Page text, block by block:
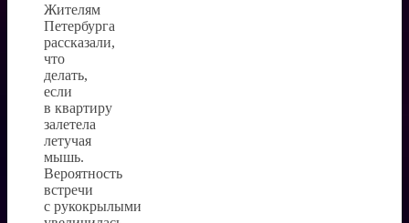
Жителям
Петербурга
рассказали,
что
делать,
если
в квартиру
залетела
летучая
мышь.
Вероятность
встречи
с рукокрылыми